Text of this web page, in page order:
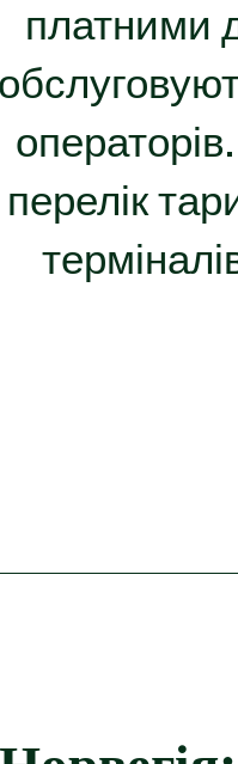
платними
перелік